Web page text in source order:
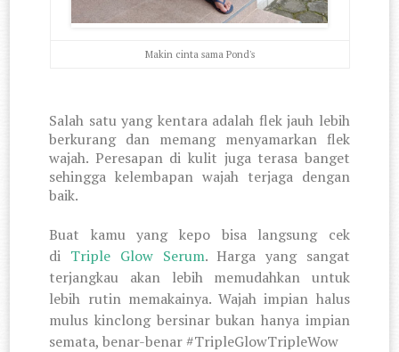
Makin cinta sama Pond's
Salah satu yang kentara adalah flek jauh lebih
berkurang dan memang menyamarkan flek
wajah. Peresapan di kulit juga terasa banget
sehingga kelembapan wajah terjaga dengan
baik.
Buat kamu yang kepo bisa langsung cek
di Triple Glow Serum. Harga yang sangat
terjangkau akan lebih memudahkan untuk
lebih rutin memakainya. Wajah impian halus
mulus kinclong bersinar bukan hanya impian
semata, benar-benar #TripleGlowTripleWow